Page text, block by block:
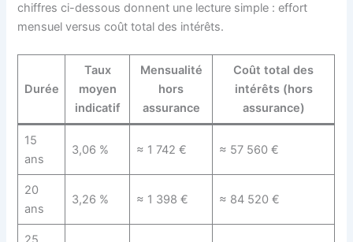
chiffres ci-dessous donnent une lecture simple : effort
mensuel versus coût total des intérêts.
Durée
Taux
moyen
indicatif
Mensualité
hors
assurance
Coût total des
intérêts (hors
assurance)
15
ans
3,06 % ≈ 1 742 € ≈ 57 560 €
20
ans
3,26 % ≈ 1 398 € ≈ 84 520 €